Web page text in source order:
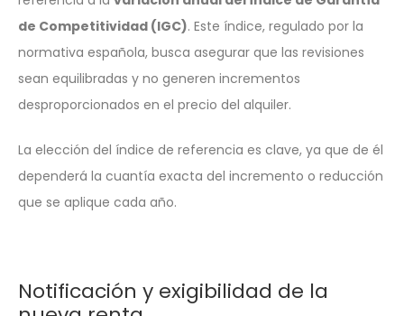
de Competitividad (IGC). Este índice, regulado por la
normativa española, busca asegurar que las revisiones
sean equilibradas y no generen incrementos
desproporcionados en el precio del alquiler.
La elección del índice de referencia es clave, ya que de él
dependerá la cuantía exacta del incremento o reducción
que se aplique cada año.
Notificación y exigibilidad de la